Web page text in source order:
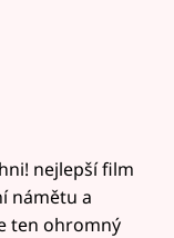
nejlepší film
námětu a
ten ohromný